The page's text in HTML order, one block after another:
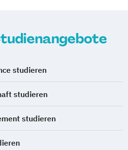
studieren
studieren
studieren